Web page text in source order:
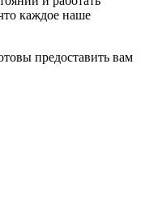
каждое наше
предоставить вам